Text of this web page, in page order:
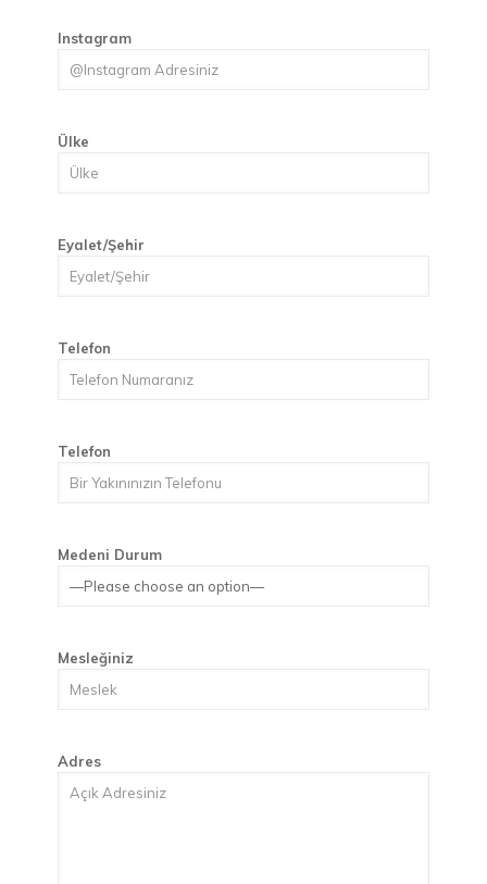
Instagram
Ülke
Eyalet/Şehir
Telefon
Telefon
Medeni Durum
Mesleğiniz
Adres